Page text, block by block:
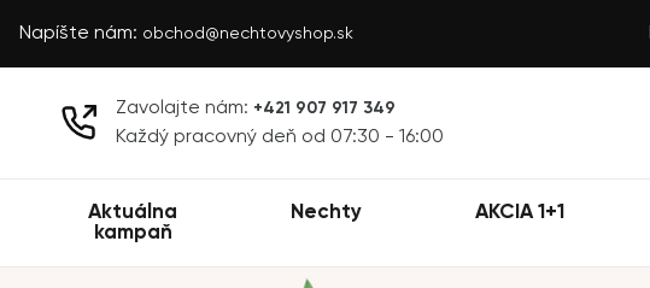
Napíšte nám: obchod@nechtovyshop.sk
Zavolajte nám: +421 907 917 349
Každý pracovný deň od 07:30 - 16:00
Aktuálna
kampaň
Nechty AKCIA 1+1